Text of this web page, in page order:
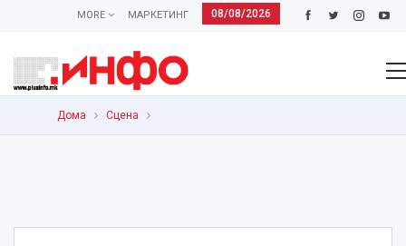
08/08/2026
МАРКЕТИНГ
MORE
Дома Сцена